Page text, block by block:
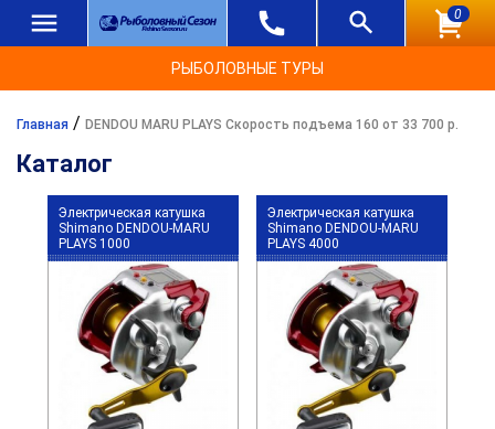
0
РЫБОЛОВНЫЕ ТУРЫ
Главная / DENDOU MARU PLAYS Скорость подъема 160 от 33 700 р.
Каталог
Электрическая катушка
Shimano DENDOU-MARU
PLAYS 1000
Электрическая катушка
Shimano DENDOU-MARU
PLAYS 4000